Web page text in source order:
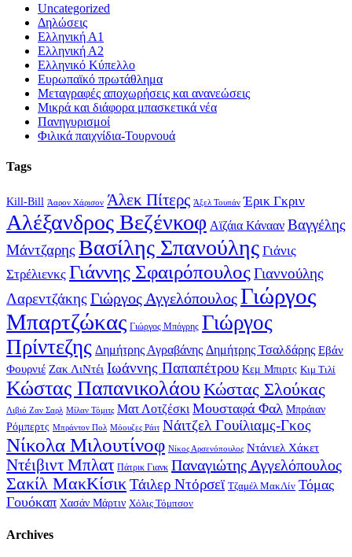
Uncategorized
Δηλώσεις
Ελληνική Α1
Ελληνική Α2
Ελληνικό Κύπελλο
Ευρωπαϊκό πρωτάθλημα
Μεταγραφές αποχωρήσεις και ανανεώσεις
Μικρά και διάφορα μπασκετικά νέα
Πανηγυρισμοί
Φιλικά παιχνίδια-Τουρνουά
Tags
Kill-Bill Άαρον Χάρισον Άλεκ Πίτερς Άξελ Τουπάν Έρικ Γκριν
Αλέξανδρος Βεζένκοφ Αϊζάια Κάνααν Βαγγέλης
Μάντζαρης Βασίλης Σπανούλης Γιάνις
Στρέλιενκς Γιάννης ΣφαιρόπουλοςΓιαννούλης
Λαρεντζάκης Γιώργος ΑγγελόπουλοςΓιώργος
Μπαρτζώκας Γιώργος Μπόγρης Γιώργος
Πρίντεζης Δημήτρης Αγραβάνης Δημήτρης Τσαλδάρης Εβάν
Φουρνιέ Ζακ ΛιΝτέι Ιωάννης Παπαπέτρου Κεμ Μπιρτς Κιμ Τιλί
Κώστας Παπανικολάου Κώστας Σλούκας
Λιβιό Ζαν Σαρλ Μίλαν Τόμιτς Ματ Λοτζέσκι Μουσταφά Φαλ Μπράιαν
Ρόμπερτς Μπράντον Πολ Μόουζες Ράιτ Νάιτζελ Γουίλιαμς-Γκος
Νίκολα Μιλουτίνοφ Νίκος Αρσενόπουλος Ντάνιελ Χάκετ
Ντέιβιντ Μπλατ Πάτρικ Γιανκ Παναγιώτης Αγγελόπουλος
Σακίλ ΜακΚίσικΤάιλερ Ντόρσεϊ Τζαμέλ ΜακΛίν Τόμας
Γουόκαπ Χασάν Μάρτιν Χόλις Τόμπσον
Archives